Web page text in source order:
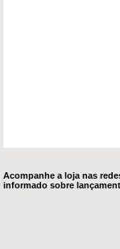
Acompanhe a loja nas
informado sobre